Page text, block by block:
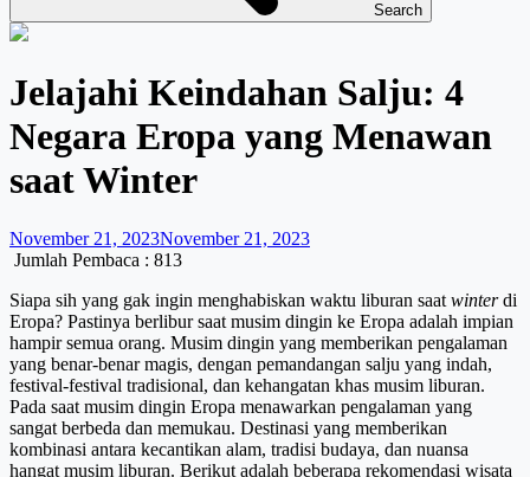
Search
Jelajahi Keindahan Salju: 4
Negara Eropa yang Menawan
saat Winter
November 21, 2023November 21, 2023
Jumlah Pembaca : 813
Siapa sih yang gak ingin menghabiskan waktu liburan saat winterdi
Eropa? Pastinya berlibur saat musim dingin ke Eropa adalah impian
hampir semua orang. Musim dingin yang memberikan pengalaman
yang benar-benar magis, dengan pemandangan salju yang indah,
festival-festival tradisional, dan kehangatan khas musim liburan.
Pada saat musim dingin Eropa menawarkan pengalaman yang
sangat berbeda dan memukau. Destinasi yang memberikan
kombinasi antara kecantikan alam, tradisi budaya, dan nuansa
hangat musim liburan. Berikut adalah beberapa rekomendasi wisata